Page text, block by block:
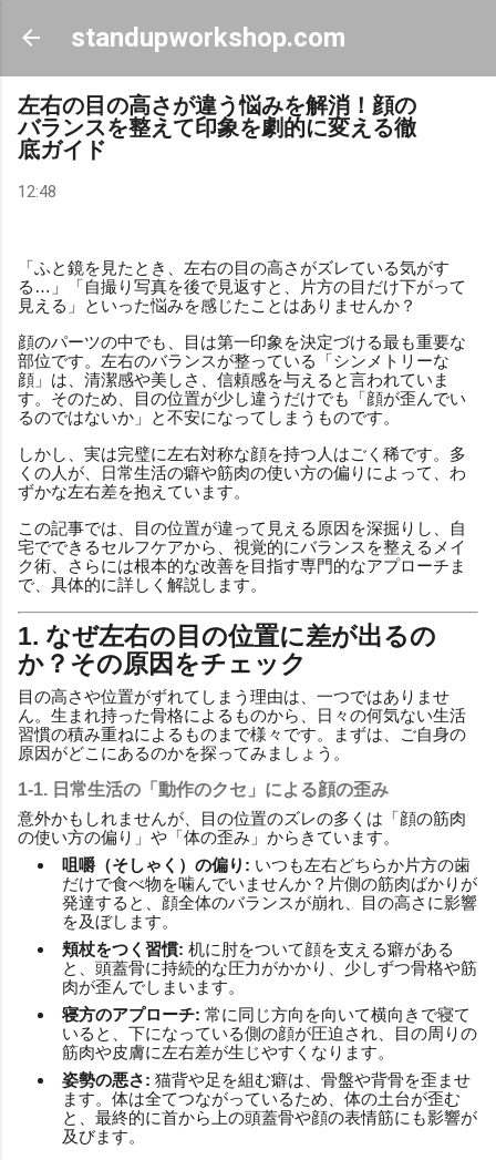
スキップしてメイン コンテンツに移動
standupworkshop.com
左右の目の高さが違う悩みを解消！顔の
バランスを整えて印象を劇的に変える徹
底ガイド
12:48
「ふと鏡を見たとき、左右の目の高さがズレている気がす
る…」「自撮り写真を後で見返すと、片方の目だけ下がって
見える」といった悩みを感じたことはありませんか？
顔のパーツの中でも、目は第一印象を決定づける最も重要な
部位です。左右のバランスが整っている「シンメトリーな
顔」は、清潔感や美しさ、信頼感を与えると言われていま
す。そのため、目の位置が少し違うだけでも「顔が歪んでい
るのではないか」と不安になってしまうものです。
しかし、実は完璧に左右対称な顔を持つ人はごく稀です。多
くの人が、日常生活の癖や筋肉の使い方の偏りによって、わ
ずかな左右差を抱えています。
この記事では、目の位置が違って見える原因を深掘りし、自
宅でできるセルフケアから、視覚的にバランスを整えるメイ
ク術、さらには根本的な改善を目指す専門的なアプローチま
で、具体的に詳しく解説します。
1. なぜ左右の目の位置に差が出るの
か？その原因をチェック
目の高さや位置がずれてしまう理由は、一つではありませ
ん。生まれ持った骨格によるものから、日々の何気ない生活
習慣の積み重ねによるものまで様々です。まずは、ご自身の
原因がどこにあるのかを探ってみましょう。
1-1. 日常生活の「動作のクセ」による顔の歪み
意外かもしれませんが、目の位置のズレの多くは「顔の筋肉
の使い方の偏り」や「体の歪み」からきています。
咀嚼（そしゃく）の偏り: いつも左右どちらか片方の歯
だけで食べ物を噛んでいませんか？片側の筋肉ばかりが
発達すると、顔全体のバランスが崩れ、目の高さに影響
を及ぼします。
頬杖をつく習慣: 机に肘をついて顔を支える癖がある
と、頭蓋骨に持続的な圧力がかかり、少しずつ骨格や筋
肉が歪んでしまいます。
寝方のアプローチ: 常に同じ方向を向いて横向きで寝て
いると、下になっている側の顔が圧迫され、目の周りの
筋肉や皮膚に左右差が生じやすくなります。
姿勢の悪さ: 猫背や足を組む癖は、骨盤や背骨を歪ませ
ます。体は全てつながっているため、体の土台が歪む
と、最終的に首から上の頭蓋骨や顔の表情筋にも影響が
及びます。